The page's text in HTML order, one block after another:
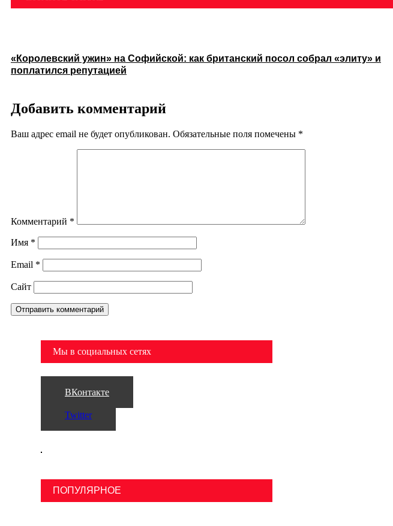
«Королевский ужин» на Софийской: как британский посол собрал «элиту» и
поплатился репутацией
Добавить комментарий
Ваш адрес email не будет опубликован. Обязательные поля помечены *
Комментарий *
Имя *
Email *
Сайт
Мы в социальных сетях
ВКонтакте
Twitter
ПОПУЛЯРНОЕ